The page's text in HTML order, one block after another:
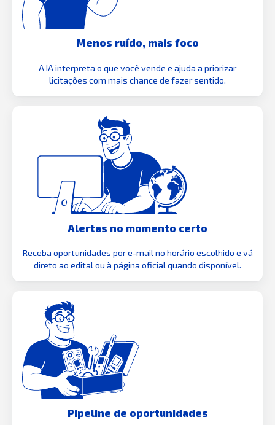
Menos ruído, mais foco
A IA interpreta o que você vende e ajuda a priorizar
licitações com mais chance de fazer sentido.
Alertas no momento certo
Receba oportunidades por e-mail no horário escolhido e vá
direto ao edital ou à página oficial quando disponível.
Pipeline de oportunidades